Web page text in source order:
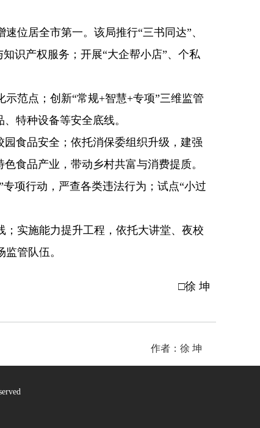
居全市第一。该局推行“三书同达”、
识产权服务；开展“大企帮小店”、个私
范点；创新“常规+智慧+专项”三维监管
特种设备等安全底线。
食品安全；依托消保委组织升级，建强
食品产业，带动乡村共富与消费提质。
项行动，严查各类违法行为；试点“小过
实施能力提升工程，依托大讲堂、夜校
管队伍。
□徐 坤
作者：徐 坤